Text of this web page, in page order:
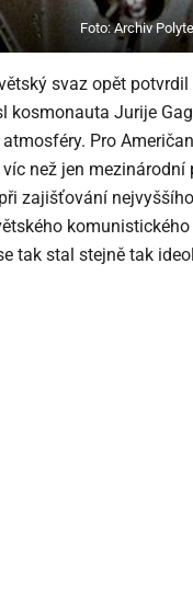
Foto: Archiv
svaz opět
kosmonauta Jurije
Pro
než jen
zajišťování
tak stal stejně tak